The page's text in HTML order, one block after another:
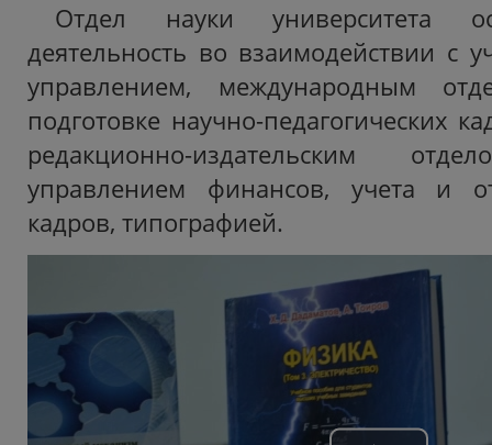
Отдел науки университета
деятельность во взаимодействии с
управлением, международным
подготовке научно-педагогических
редакционно-издательским
управлением финансов, учета и
кадров, типографией.